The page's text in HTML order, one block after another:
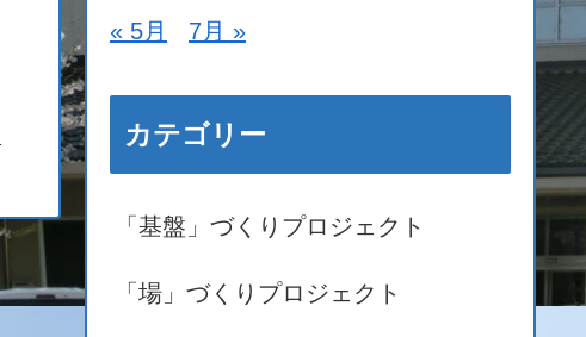
« 5月 7月 »
カテゴリー
「基盤」づくりプロジェクト
「場」づくりプロジェクト